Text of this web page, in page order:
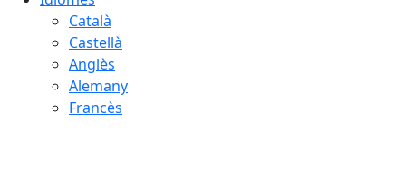
Català
Castellà
Anglès
Alemany
Francès